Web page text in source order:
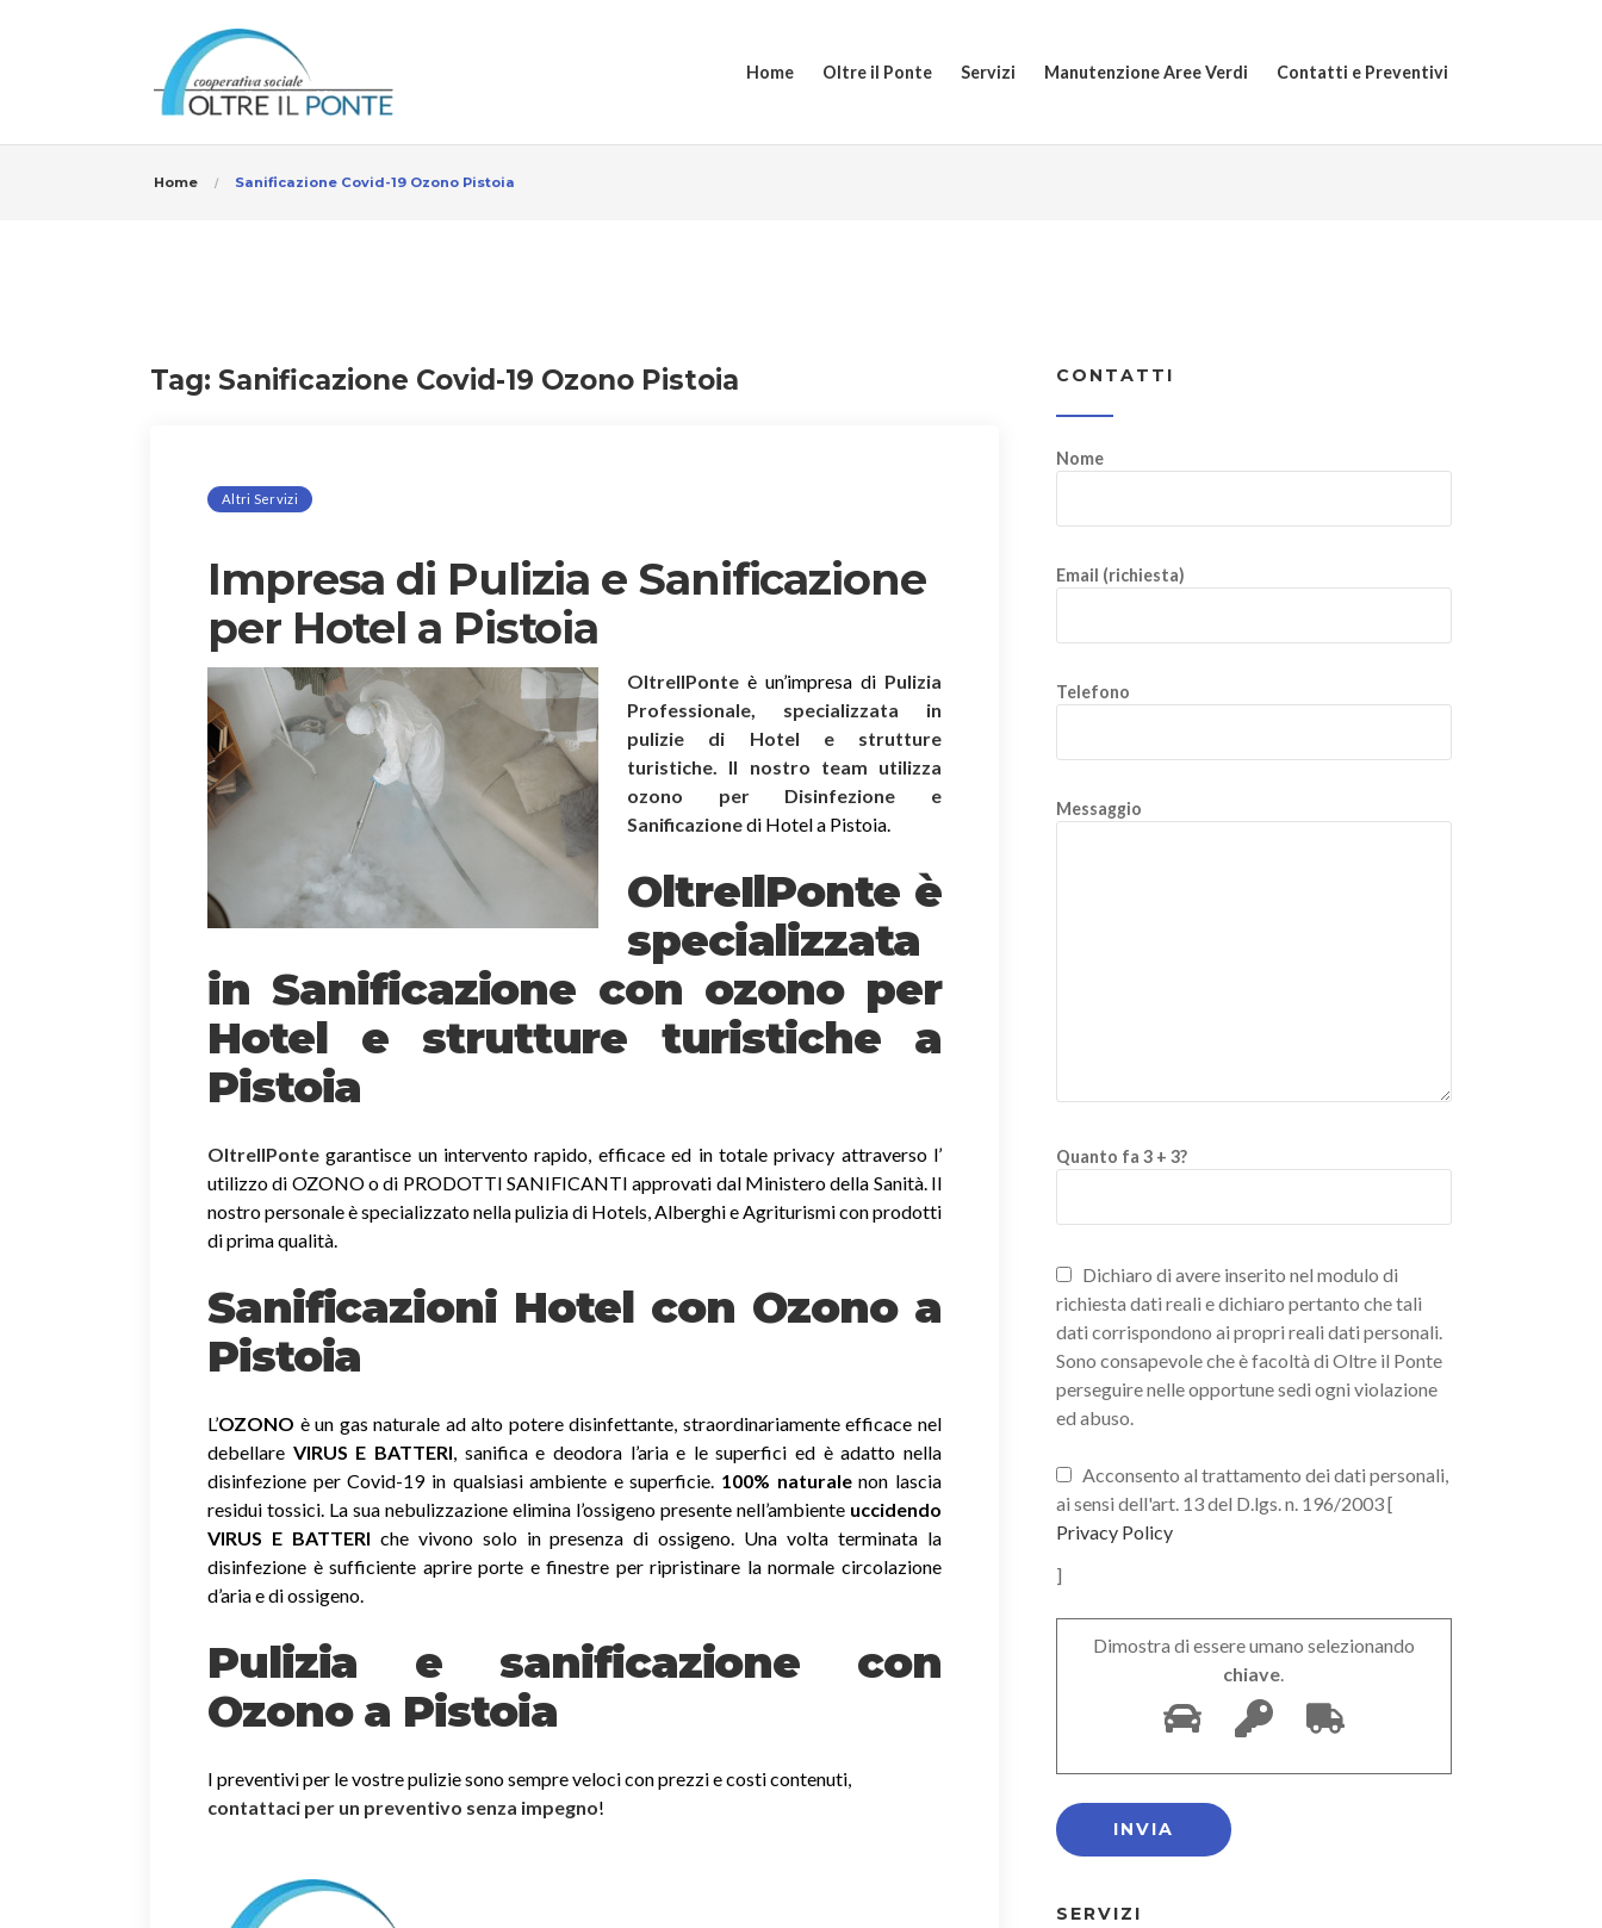
Home Oltre il Ponte Servizi Manutenzione Aree Verdi Contatti e Preventivi
Home Sanificazione Covid-19 Ozono Pistoia
Tag: Sanificazione Covid-19 Ozono Pistoia
Altri Servizi
Impresa di Pulizia e Sanificazione
per Hotel a Pistoia
OltreIlPonte è un’impresa di Pulizia
Professionale, specializzata in
pulizie di Hotel e strutture
turistiche. Il nostro team utilizza
ozono per Disinfezione e
Sanificazionedi Hotel a Pistoia.
OltreIlPonte è
specializzata
in Sanificazione con ozono per
Hotel e strutture turistiche a
Pistoia
OltreIlPonte garantisce un intervento rapido, efficace ed in totale privacy attraverso l’
utilizzo di OZONO o di PRODOTTI SANIFICANTI approvati dal Ministero della Sanità. Il
nostro personale è specializzato nella pulizia di Hotels, Alberghi e Agriturismi con prodotti
di prima qualità.
Sanificazioni Hotel con Ozono a
Pistoia
L’OZONO è un gas naturale ad alto potere disinfettante, straordinariamente efficace nel
debellare VIRUS E BATTERI, sanifica e deodora l’aria e le superfici ed è adatto nella
disinfezione per Covid-19 in qualsiasi ambiente e superficie. 100% naturalenon lascia
residui tossici. La sua nebulizzazione elimina l’ossigeno presente nell’ambiente uccidendo
VIRUS E BATTERI che vivono solo in presenza di ossigeno. Una volta terminata la
disinfezione è sufficiente aprire porte e finestre per ripristinare la normale circolazione
d’aria e di ossigeno.
Pulizia e sanificazione con
Ozono a Pistoia
I preventivi per le vostre pulizie sono sempre veloci con prezzi e costi contenuti,
contattaci per un preventivo senza impegno!
CONTATTI
Nome
Email (richiesta)
Telefono
Messaggio
Quanto fa 3 + 3?
Dichiaro di avere inserito nel modulo di
richiesta dati reali e dichiaro pertanto che tali
dati corrispondono ai propri reali dati personali.
Sono consapevole che è facoltà di Oltre il Ponte
perseguire nelle opportune sedi ogni violazione
ed abuso.
Acconsento al trattamento dei dati personali,
ai sensi dell'art. 13 del D.lgs. n. 196/2003 [
Privacy Policy
]
Dimostra di essere umano selezionando
chiave.
SERVIZI